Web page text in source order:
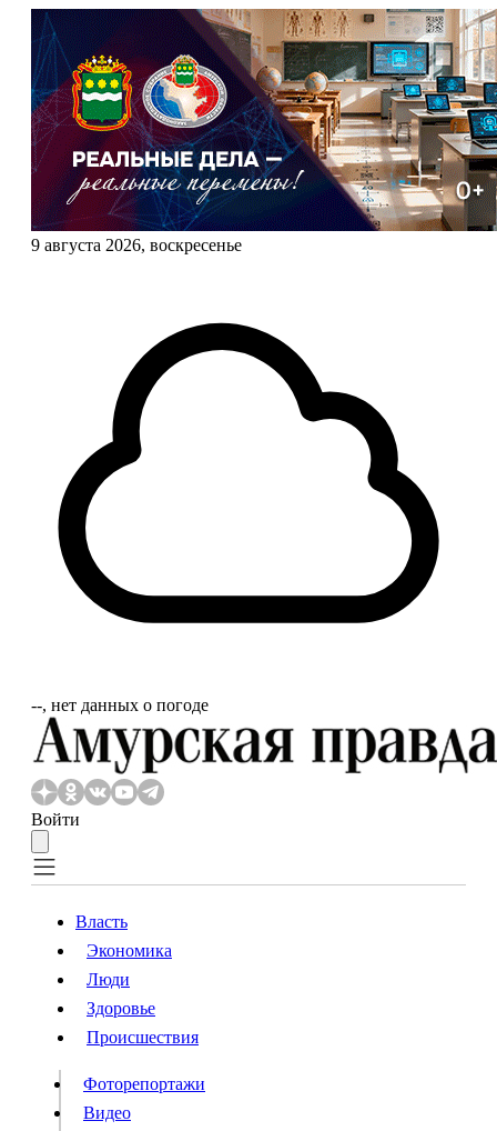
9 августа 2026, воскресенье
‐‐, нет данных о погоде
Войти
Власть
Происшествия
Видео
Конкурсы
Власть
Экономика
Люди
Здоровье
Происшествия
Фоторепортажи
Видео